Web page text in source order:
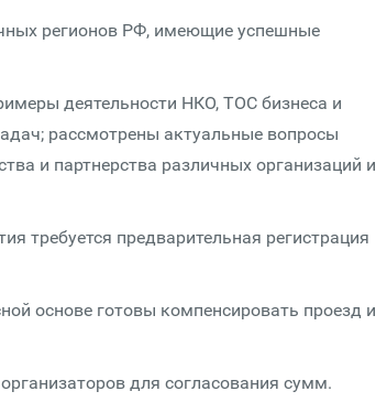
регионов РФ, имеющие успешные
деятельности НКО, ТОС бизнеса и
рассмотрены актуальные вопросы
и партнерства различных организаций и
требуется предварительная регистрация
основе готовы компенсировать проезд и
для согласования сумм.